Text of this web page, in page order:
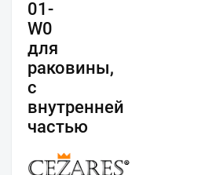
01-
W0
для
раковины,
с
внутренней
частью